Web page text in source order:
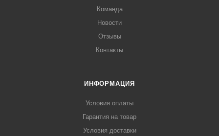
Команда
Новости
Отзывы
Контакты
ИНФОРМАЦИЯ
Условия оплаты
Гарантия на товар
Условия доставки